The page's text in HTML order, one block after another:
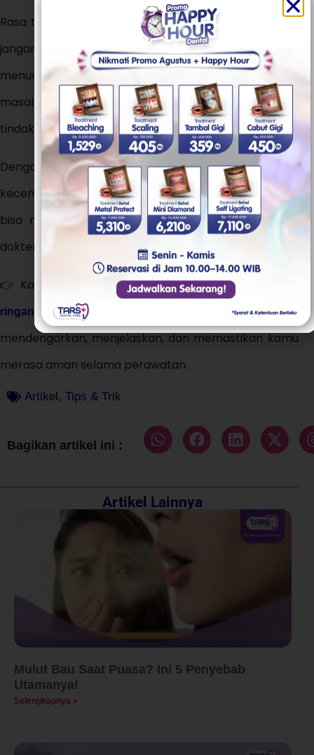
Rasa takut ke dokter gigi bisa dialami siapa saja. Tapi
jangan biarkan rasa itu membuat kamu terus
menunda perawatan. Karena semakin ditunda,
masalah gigi bisa makin parah dan akhirnya butuh
tindakan yang lebih besar (dan mahal!).
Dengan memilih dokter yang tepat, memberi tahu
kecemasanmu, dan mulai dari tindakan ringan, kamu
bisa mengatasi rasa takut secara perlahan. Ingat,
dokter gigi ada untuk membantu, bukan menyakiti.
👉 Kalau kamu masih ragu, yuk mulai dari
ringan diTARS Dental Care
. Dokter kami siap
mendengarkan, menjelaskan, dan memastikan kamu
merasa aman selama perawatan.
Artikel, Tips & Trik
Bagikan artikel ini :
Artikel Lainnya
Mulut Bau Saat Puasa? Ini 5 Penyebab
Utamanya!
Selengkapnya »